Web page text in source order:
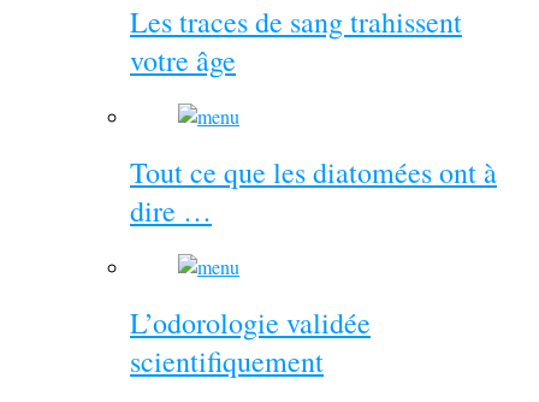
Les traces de sang trahissent
votre âge
Tout ce que les diatomées ont à
dire …
L’odorologie validée
scientifiquement